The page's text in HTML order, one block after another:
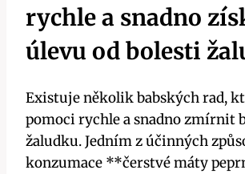
rychle a snadno
úlevu od bolesti
Existuje několik babských rad,
pomoci rychle a snadno zmírnit
žaludku. Jedním z účinných
konzumace **čerstvé máty